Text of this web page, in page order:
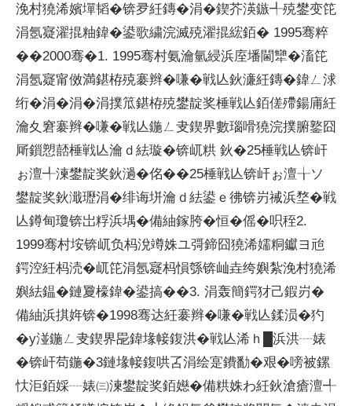
浼村獟浠嬪墠韬�锛夛紝鏄�涓�鍥芥渶鏃╃殑鐢变笓
涓氬寲濯掍粙鍏�鍙歌繍浣滅殑濯掍綋銆� 1995骞粹
��2000骞�1. 1995骞村氨瀹氫綅浜庢墦閫犫�滀笓
涓氬寲甯傚満鍖栫殑褰辫�嗛�戦亾鈥濓紝鏄�鍏ㄥ浗
绗�涓�涓�涓撲笟鍖栫殑鐢靛奖棰戦亾銆傞殢鍚庯紝
瀹夊窘褰辫�嗛�戦亾鍦ㄥ叏鍥界數瑙嗗獟浣撲腑鐜囧
厛鎻愬嚭棰戦亾瀹ｄ紶璇�锛屼粠 鈥�25棰戦亾锛屽
ぉ澶╃湅鐢靛奖鈥濄�佲��25棰戦亾锛屽ぉ澶╁ソ
鐢靛奖鈥濈瓑涓�绯诲垪瀹ｄ紶鍙ｅ彿锛岃祴浜堥�戦
亾鐏甸瓊锛岀粰浜堣�備紬鎵胯�恒�傜�呮秷2.
1999骞村垵锛屼负杩涗竴姝ユ彁鍗囧獟浠嬬粡钀ヨ兘
鍔涳紝杩涜�屼笓涓氬寲杩愪綔锛屾垚绔嬩紮浼村獟浠
嬩紶鎾�鏈夐檺鍏�鍙搞��3. 涓轰簡鍔犲己鍜岃�
備紬浜掑姩锛�1998骞达紝褰辫�嗛�戦亾鍒涢�犳
�у湴鍦ㄥ叏鍥界巼鍏堟帹鍑洪�戦亾浠ｈ█浜洪┈婊
�锛屽苟鍦�3鏈堟帹鍑哄叾涓绘寔鐨勫�艰�嗙被鏍
忕洰銆婇┈婊㈢湅鐢靛奖銆嬨�備粠姝わ紝鈥滄瘡澶╃